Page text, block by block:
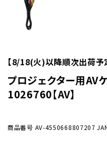
【8/18(火)以降順次出荷予
プロジェクター用
1026760【AV】
商品番号 AV-4550668807207